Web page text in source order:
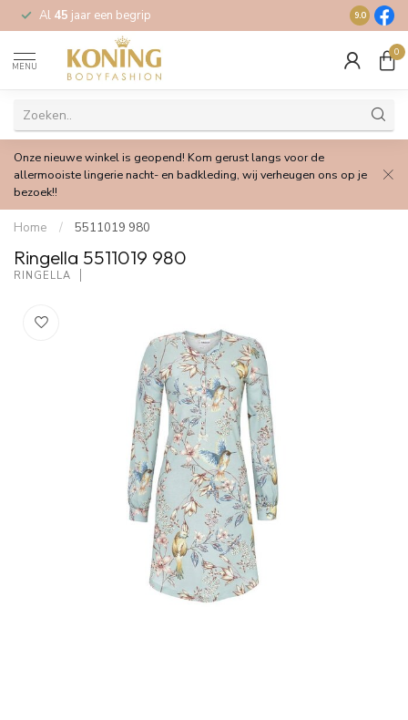
Al 45 jaar een begrip Gratis
9.0
MENU
0
Onze nieuwe winkel is geopend! Kom gerust langs voor de
allermooiste lingerie nacht- en badkleding, wij verheugen ons op je
bezoek!!
Home / 5511019 980
Ringella 5511019 980
RINGELLA